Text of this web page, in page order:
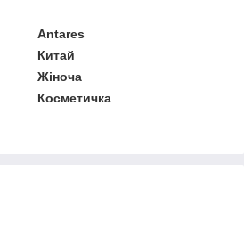
Antares
Китай
Жіноча
Косметичка